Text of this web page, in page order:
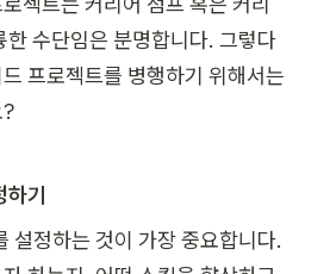
한 수단임은 분명합니다. 그렇다
프로젝트를 병행하기 위해서는
하기
설정하는 것이 가장 중요합니다.